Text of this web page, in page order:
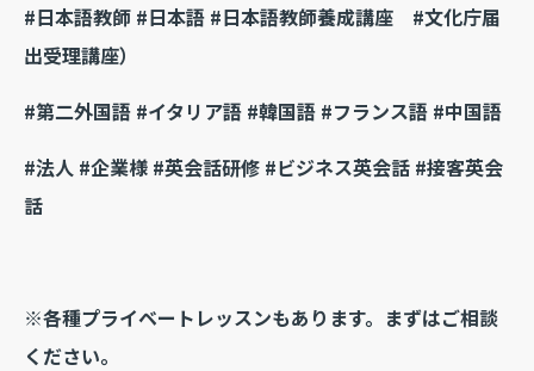
#日本語教師 #日本語 #日本語教師養成講座 #文化庁届
出受理講座）
#第二外国語 #イタリア語 #韓国語 #フランス語 #中国語
#法人 #企業様 #英会話研修 #ビジネス英会話 #接客英会
話
※各種プライベートレッスンもあります。まずはご相談
ください。